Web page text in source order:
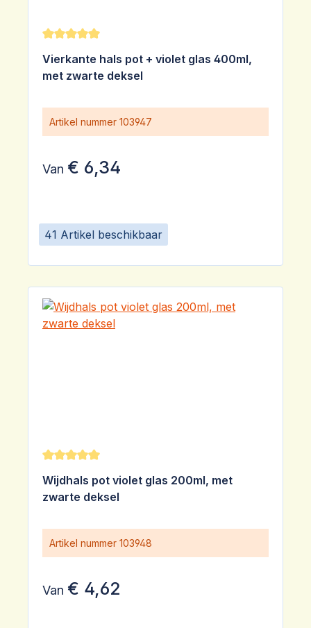
41 Artikel beschikbaar
Gemiddelde waardering van 5 van 5 sterren
Vierkante hals pot + violet glas 400ml,
met zwarte deksel
Artikel nummer 103947
Van € 6,34
Gemiddelde waardering van 5 van 5 sterren
Wijdhals pot violet glas 200ml, met
zwarte deksel
Artikel nummer 103948
Van € 4,62